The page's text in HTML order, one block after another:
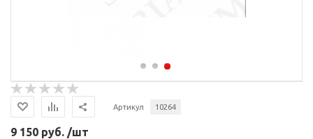
Артикул 10264
9 150 руб. /шт